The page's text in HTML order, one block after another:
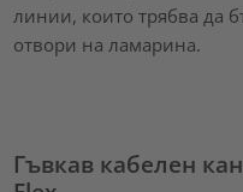
линии, които трябва да
отвори на ламарина.
Гъвкав кабелен